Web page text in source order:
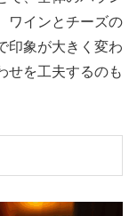
ワインとチーズの
印象が大きく変わ
せを工夫するのも